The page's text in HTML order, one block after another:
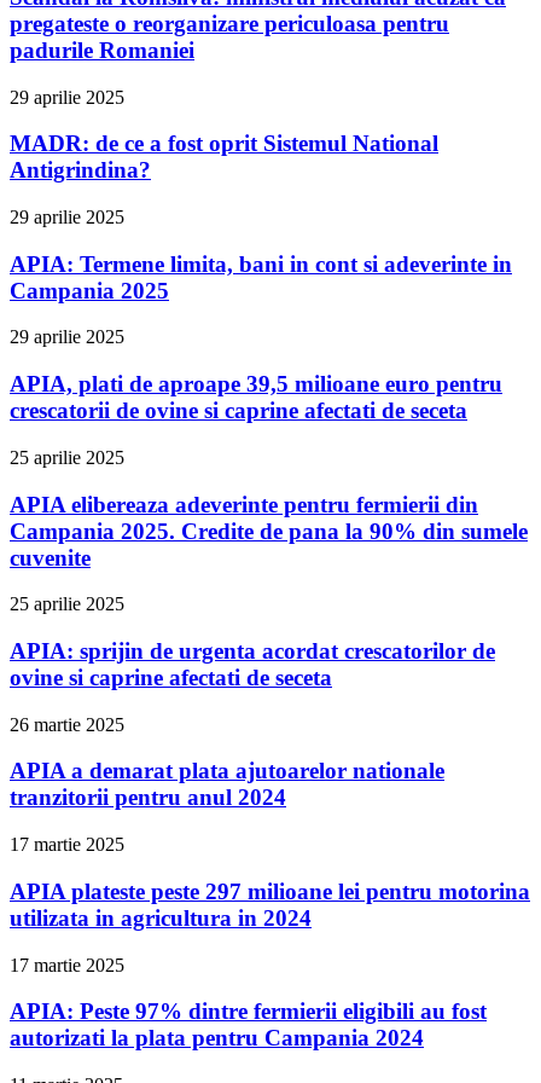
pregateste o reorganizare periculoasa pentru
padurile Romaniei
29 aprilie 2025
MADR: de ce a fost oprit Sistemul National
Antigrindina?
29 aprilie 2025
APIA: Termene limita, bani in cont si adeverinte in
Campania 2025
29 aprilie 2025
APIA, plati de aproape 39,5 milioane euro pentru
crescatorii de ovine si caprine afectati de seceta
25 aprilie 2025
APIA elibereaza adeverinte pentru fermierii din
Campania 2025. Credite de pana la 90% din sumele
cuvenite
25 aprilie 2025
APIA: sprijin de urgenta acordat crescatorilor de
ovine si caprine afectati de seceta
26 martie 2025
APIA a demarat plata ajutoarelor nationale
tranzitorii pentru anul 2024
17 martie 2025
APIA plateste peste 297 milioane lei pentru motorina
utilizata in agricultura in 2024
17 martie 2025
APIA: Peste 97% dintre fermierii eligibili au fost
autorizati la plata pentru Campania 2024